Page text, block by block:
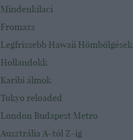
Mindenkilaci
Fromazs
Legfrissebb Hawaii Hömbölgések
Hollandokk
Karibi álmok
Tokyo reloaded
London Budapest Metro
Ausztrália A-tól Z-ig